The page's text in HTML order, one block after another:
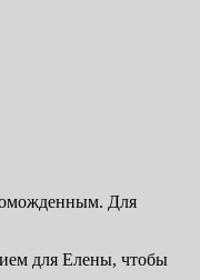
Для
для Елены, чтобы